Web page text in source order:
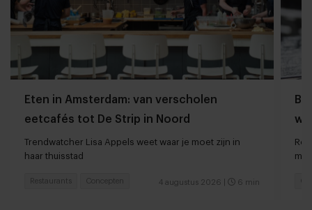
Eten in Amsterdam: van verscholen
eetcafés tot De Strip in Noord
Trendwatcher Lisa Appels weet waar je moet zijn in
haar thuisstad
4 augustus 2026 6 min
Restaurants Concepten